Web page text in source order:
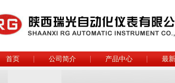
首页 公司简介 产品中心 最